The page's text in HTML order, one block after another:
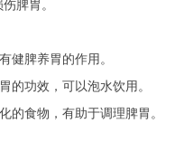
脾胃。
健脾养胃的作用。
的功效，可以泡水饮用。
的食物，有助于调理脾胃。